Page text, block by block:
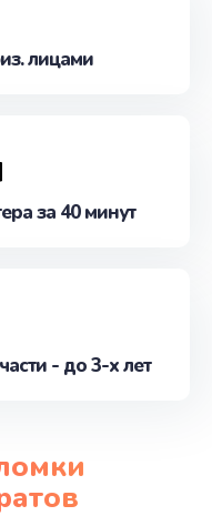
лицами
за 40 минут
- до 3-х лет